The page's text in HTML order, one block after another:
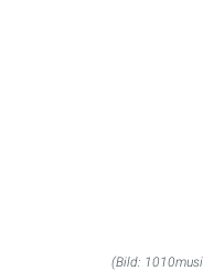
(Bild: